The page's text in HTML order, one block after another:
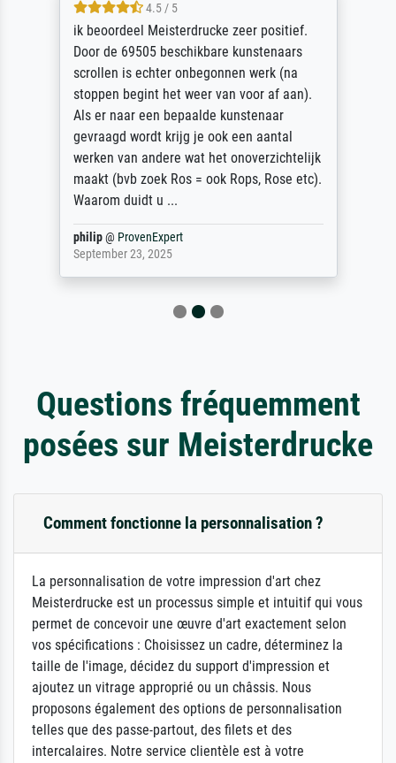
4.5 / 5
ik beoordeel Meisterdrucke zeer positief.
Door de 69505 beschikbare kunstenaars
scrollen is echter onbegonnen werk (na
stoppen begint het weer van voor af aan).
Als er naar een bepaalde kunstenaar
gevraagd wordt krijg je ook een aantal
werken van andere wat het onoverzichtelijk
maakt (bvb zoek Ros = ook Rops, Rose etc).
Waarom duidt u ...
philip@ ProvenExpert
September 23, 2025
Questions fréquemment
posées sur Meisterdrucke
Comment fonctionne la personnalisation ?
La personnalisation de votre impression d'art chez
Meisterdrucke est un processus simple et intuitif qui vous
permet de concevoir une œuvre d'art exactement selon
vos spécifications : Choisissez un cadre, déterminez la
taille de l'image, décidez du support d'impression et
ajoutez un vitrage approprié ou un châssis. Nous
proposons également des options de personnalisation
telles que des passe-partout, des filets et des
intercalaires. Notre service clientèle est à votre